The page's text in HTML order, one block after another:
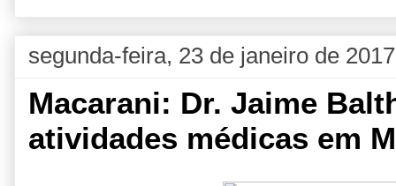
segunda-feira, 23 de janeiro de 2017
Macarani: Dr. Jaime
atividades médicas em